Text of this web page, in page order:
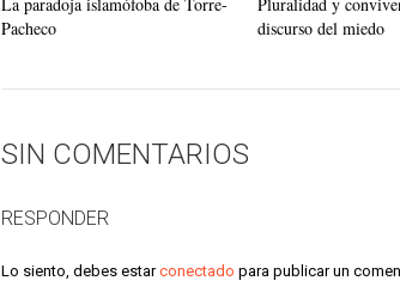
Pacheco
discurso del miedo
SIN COMENTARIOS
RESPONDER
Lo siento, debes estarconectado para publicar un